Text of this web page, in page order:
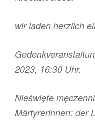
wir laden herzlich
2023, 16:30 Uhr.
Nieświęte
Märtyrerinnen: der